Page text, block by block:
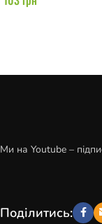
Ми на Youtube –
Поділитись: